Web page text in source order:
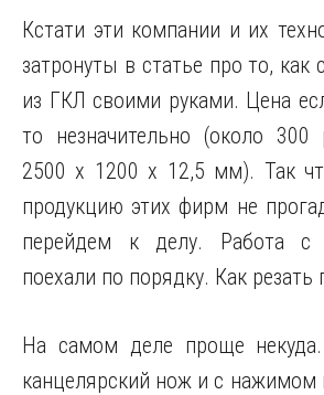
Кстати эти компании и их
затронуты в статье про то, как
из ГКЛ своими руками. Цена
то незначительно (около 300
2500 х 1200 х 12,5 мм). Так
продукцию этих фирм не
перейдем к делу. Работа с
поехали по порядку. Как резать
На самом деле проще
канцелярский нож и с